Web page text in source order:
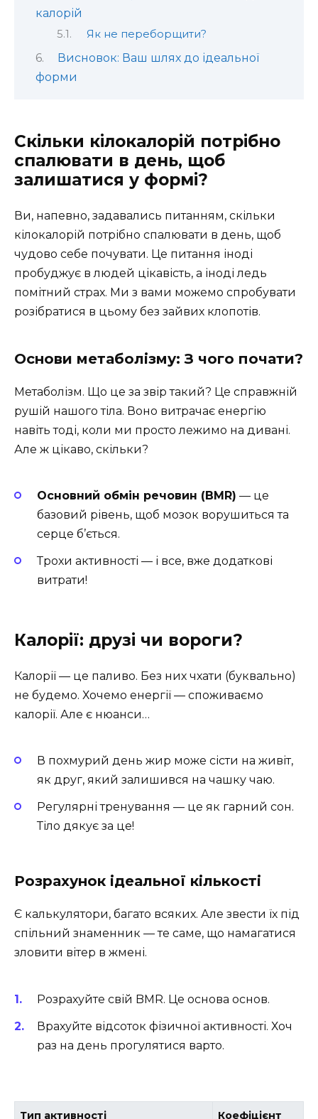
калорій
Як не переборщити?
Висновок: Ваш шлях до ідеальної
форми
Скільки кілокалорій потрібно
спалювати в день, щоб
залишатися у формі?
Ви, напевно, задавались питанням, скільки
кілокалорій потрібно спалювати в день, щоб
чудово себе почувати. Це питання іноді
пробуджує в людей цікавість, а іноді ледь
помітний страх. Ми з вами можемо спробувати
розібратися в цьому без зайвих клопотів.
Основи метаболізму: З чого почати?
Метаболізм. Що це за звір такий? Це справжній
рушій нашого тіла. Воно витрачає енергію
навіть тоді, коли ми просто лежимо на дивані.
Але ж цікаво, скільки?
Основний обмін речовин (BMR) — це
базовий рівень, щоб мозок ворушиться та
серце б’ється.
Трохи активності — і все, вже додаткові
витрати!
Калорії: друзі чи вороги?
Калорії — це паливо. Без них чхати (буквально)
не будемо. Хочемо енергії — споживаємо
калорії. Але є нюанси…
В похмурий день жир може сісти на живіт,
як друг, який залишився на чашку чаю.
Регулярні тренування — це як гарний сон.
Тіло дякує за це!
Розрахунок ідеальної кількості
Є калькулятори, багато всяких. Але звести їх під
спільний знаменник — те саме, що намагатися
зловити вітер в жмені.
Розрахуйте свій BMR. Це основа основ.
Врахуйте відсоток фізичної активності. Хоч
раз на день прогулятися варто.
Тип активності Коефіцієнт